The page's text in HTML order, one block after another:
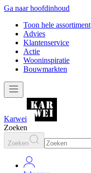
Ga naar hoofdinhoud
Toon hele assortiment
Advies
Klantenservice
Actie
Wooninspiratie
Bouwmarkten
Karwei
Zoeken
Zoeken